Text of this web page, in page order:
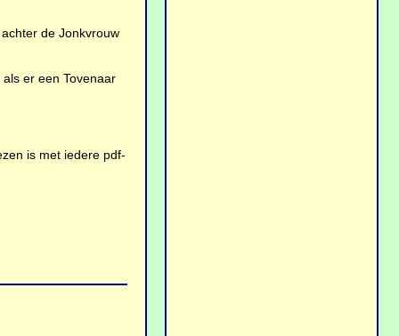
achter de Jonkvrouw
er een Tovenaar
is met iedere pdf-